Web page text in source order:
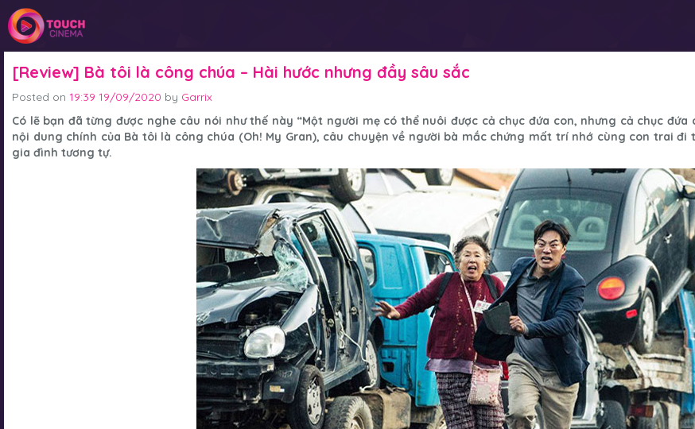
[Review] Bà tôi là công chúa – Hài hước nhưng đầy sâu sắc
Posted on 19:39 19/09/2020 by Garrix
Có lẽ bạn đã từng được nghe câu nói như thế này “Một người mẹ có thể nuôi được cả chục đứa con, nhưng cả chục
nội dung chính của Bà tôi là công chúa (Oh! My Gran), câu chuyện về người bà mắc chứng mất trí nhớ cùng con trai
gia đình tương tự.